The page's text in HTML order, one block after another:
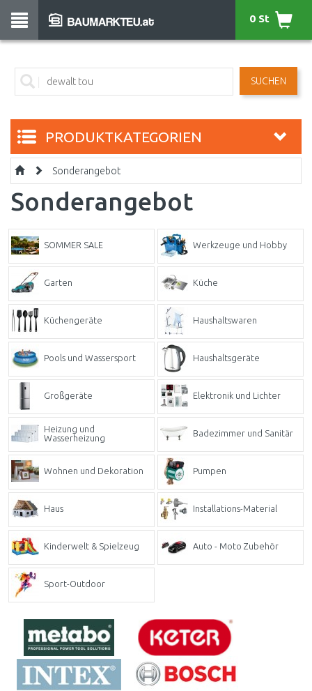
SUCHEN
0 St
PRODUKTKATEGORIEN
Sonderangebot
Sonderangebot
SOMMER SALE Werkzeuge und Hobby
Garten Küche
Küchengeräte Haushaltswaren
Pools und Wassersport Haushaltsgeräte
Großgeräte Elektronik und Lichter
Heizung und
Wasserheizung
Badezimmer und Sanitär
Wohnen und Dekoration Pumpen
Haus Installations-Material
Kinderwelt & Spielzeug Auto - Moto Zubehör
Sport-Outdoor